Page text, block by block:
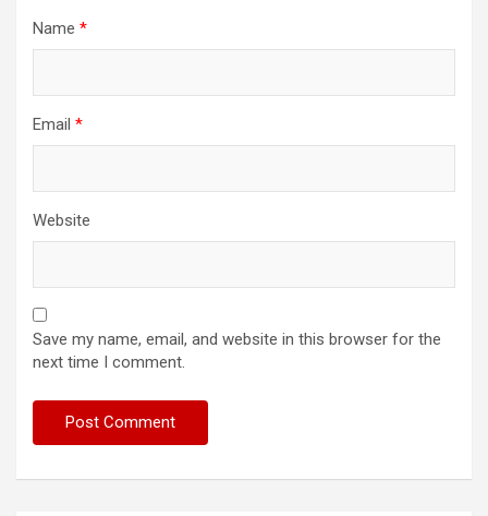
Name *
Email *
Website
Save my name, email, and website in this browser for the
next time I comment.